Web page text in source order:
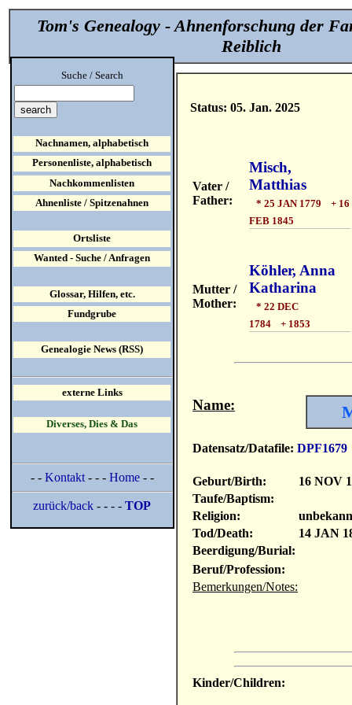
Tom's Genealogy - Ahnenforschung der
Reiblich
Status: 05. Jan. 2025
Vater /
Father:
Misch,
Matthias
* 25 JAN 1779 + 16
FEB 1845
Mutter /
Mother:
Köhler, Anna
Katharina
* 22 DEC
1784 + 1853
Name:
Datensatz/Datafile: DPF1679
Geburt/Birth:
16 NOV
Taufe/Baptism:
Religion:
Tod/Death:
14 JAN
Beerdigung/Burial:
Beruf/Profession:
Bemerkungen/Notes:
Kinder/Children:
Suche / Search
Nachnamen, alphabetisch
Personenliste, alphabetisch
Nachkommenlisten
Ahnenliste / Spitzenahnen
Ortsliste
Wanted - Suche / Anfragen
Glossar, Hilfen, etc.
Fundgrube
Genealogie News (RSS)
externe Links
Diverses, Dies & Das
- - Kontakt- - - Home- -
zurück/back - - - -TOP